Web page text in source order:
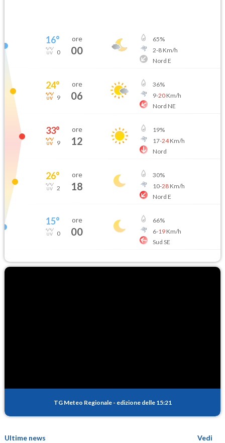
16°
0
ore
00
65%
2-8Km/h
Nord E
24°
9
ore
06
36%
9-20Km/h
Nord NE
33°
9
ore
12
19%
17-24Km/h
Nord
26°
2
ore
18
30%
10-28Km/h
Nord E
15°
0
ore
00
66%
6-19Km/h
Sud SE
TG Meteo Regionale - edizione delle 15:21
Ultime news
Vedi